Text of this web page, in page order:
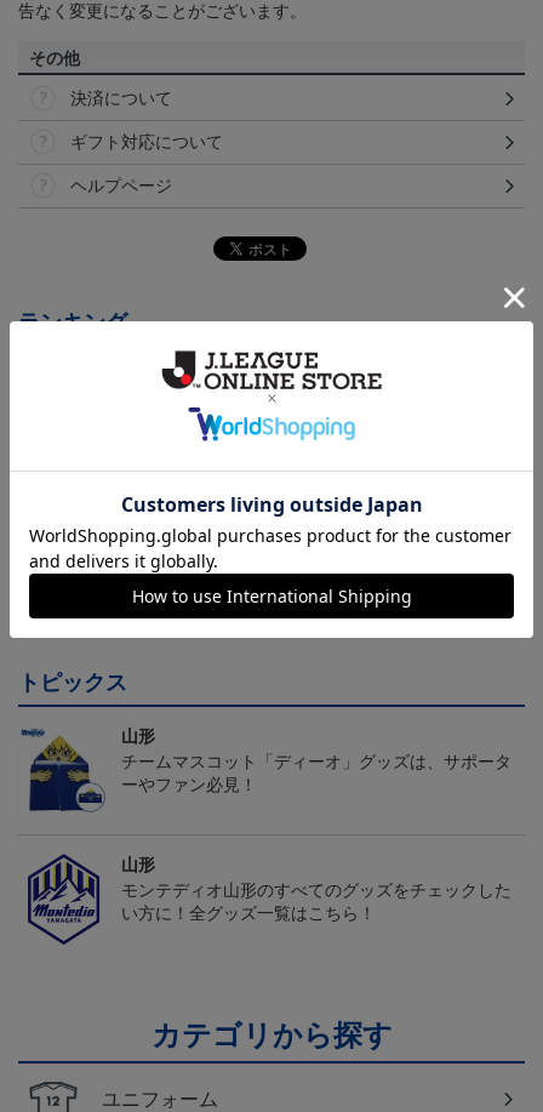
告なく変更になることがございます。
その他
決済について
ギフト対応について
ヘルプページ
ランキング
26/27オーセンティックユ
ニフォーム半袖（FP1st）
18,700円～23,760円
26/27オーセンティックユ
ニフォーム長袖（FP2n
26/27オーセンティックユ
ニフォーム半袖（FP2n
トピックス
山形
チームマスコット「ディーオ」グッズは、サポータ
ーやファン必見！
山形
モンテディオ山形のすべてのグッズをチェックした
い方に！全グッズ一覧はこちら！
カテゴリから探す
ユニフォーム